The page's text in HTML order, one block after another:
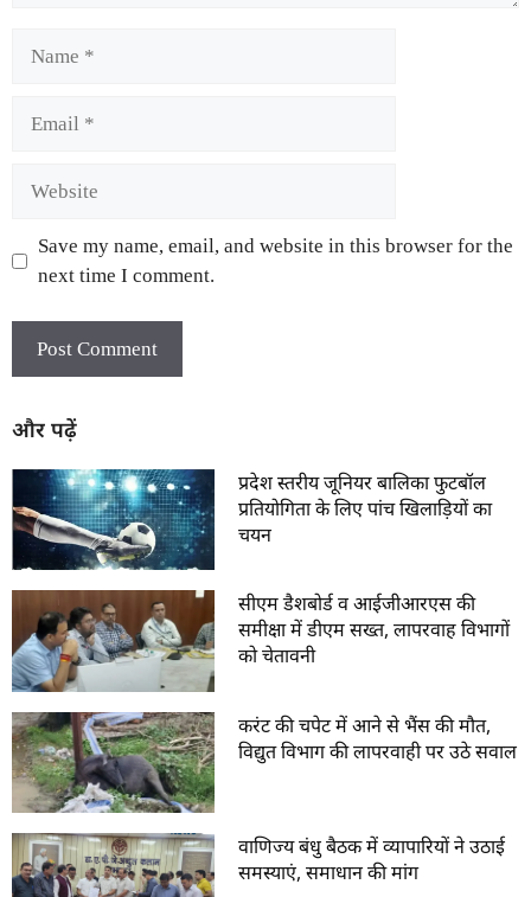
Save my name, email, and website in this browser for the
next time I comment.
और पढ़ें
प्रदेश स्तरीय जूनियर बालिका फुटबॉल
प्रतियोगिता के लिए पांच खिलाड़ियों का
चयन
सीएम डैशबोर्ड व आईजीआरएस की
समीक्षा में डीएम सख्त, लापरवाह विभागों
को चेतावनी
करंट की चपेट में आने से भैंस की मौत,
विद्युत विभाग की लापरवाही पर उठे सवाल
वाणिज्य बंधु बैठक में व्यापारियों ने उठाई
समस्याएं, समाधान की मांग